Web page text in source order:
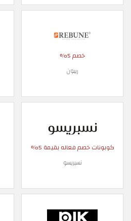
خصم 5%
ريبون
كوبونات خصم فعاله بقيمة 5%
نسبريسو